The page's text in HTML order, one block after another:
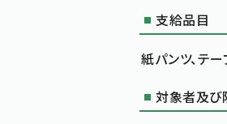
支給品目
紙パンツ、テ
対象者及び